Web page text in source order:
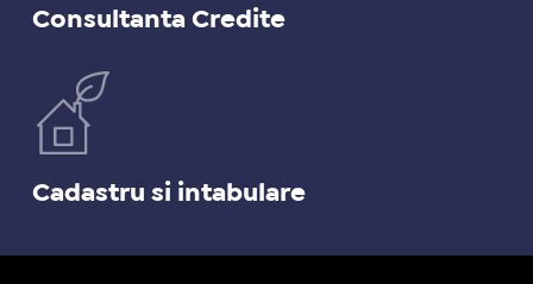
Consultanta Credite
Cadastru si intabulare